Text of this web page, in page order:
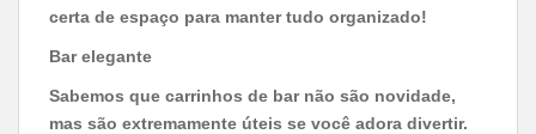
certa de espaço para manter tudo organizado!
Bar elegante
Sabemos que carrinhos de bar não são novidade,
mas são extremamente úteis se você adora divertir.